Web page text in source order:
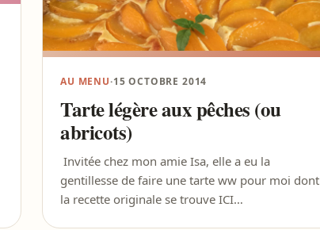
AU MENU·15 OCTOBRE 2014
Tarte légère aux pêches (ou
abricots)
Invitée chez mon amie Isa, elle a eu la
gentillesse de faire une tarte ww pour moi dont
la recette originale se trouve ICI…